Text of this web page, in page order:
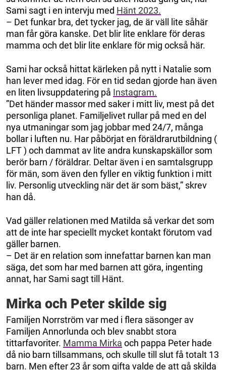
Sami sagt i en intervju med Hänt 2023.
– Det funkar bra, det tycker jag, de är väll lite såhär
man får göra kanske. Det blir lite enklare för deras
mamma och det blir lite enklare för mig också här.
Sami har också hittat kärleken på nytt i Natalie som
han lever med idag. För en tid sedan gjorde han även
en liten livsuppdatering på Instagram.
”Det händer massor med saker i mitt liv, mest på det
personliga planet. Familjelivet rullar på med en del
nya utmaningar som jag jobbar med 24/7, många
bollar i luften nu. Har påbörjat en föräldrarutbildning (
LFT ) och dammat av lite andra kunskapskällor som
berör barn / föräldrar. Deltar även i en samtalsgrupp
för män, som även den fyller en viktig funktion i mitt
liv. Personlig utveckling när det är som bäst,” skrev
han då.
Vad gäller relationen med Matilda så verkar det som
att de inte har speciellt mycket kontakt förutom vad
gäller barnen.
– Det är en relation som innefattar barnen kan man
säga, det som har med barnen att göra, ingenting
annat, har Sami sagt till Hänt.
Mirka och Peter skilde sig
Familjen Norrström var med i flera säsonger av
Familjen Annorlunda och blev snabbt stora
tittarfavoriter. Mamma Mirka och pappa Peter hade
då nio barn tillsammans, och skulle till slut få totalt 13
barn. Men efter 23 år som gifta valde de att gå skilda